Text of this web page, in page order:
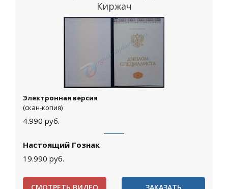
Киржач
Электронная версия
(скан-копия)
4.990 руб.
Настоящий Гознак
19.990 руб.